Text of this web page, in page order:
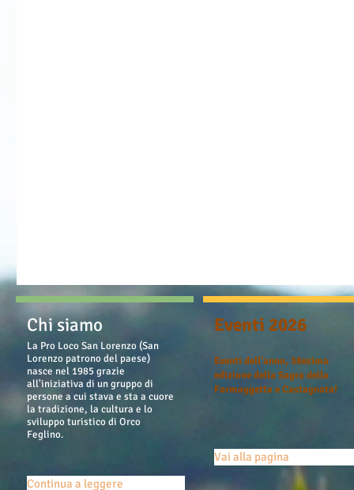
Chi siamo
La Pro Loco San Lorenzo (San
Lorenzo patrono del paese)
nasce nel 1985 grazie
all'iniziativa di un gruppo di
persone a cui stava e sta a cuore
la tradizione, la cultura e lo
sviluppo turistico di Orco
Feglino.
Continua a leggere
Eventi 2026
Eventi dell'anno, 38esima
edizione della Sagra della
Formaggetta e Castagnata!
Vai alla pagina